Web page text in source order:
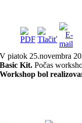
V piatok 25.novembra
Basic Kit. Počas
Workshop bol